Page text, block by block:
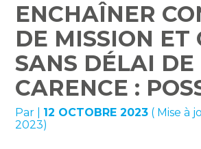
ENCHAÎNER
DE MISSION ET
SANS DÉLAI DE
CARENCE :
Par 12 OCTOBRE 2023 ( Mise à
2023)